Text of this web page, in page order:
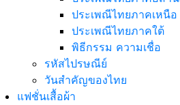
ประเพณีไทยภาคเหนือ
ประเพณีไทยภาคใต้
พิธีกรรม ความเชื่อ
รหัสไปรษณีย์
วันสำคัญของไทย
แฟชั่นเสื้อผ้า